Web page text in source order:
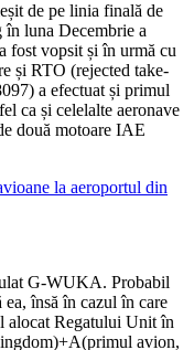
de pe linia finală de
luna Decembrie a
fost vopsit și în urmă cu
și RTO (rejected take-
a efectuat și primul
ca și celelalte aeronave
două motoare IAE
la aeroportul din
G-WUKA. Probabil
ea, însă în cazul în care
alocat Regatului Unit în
avion,